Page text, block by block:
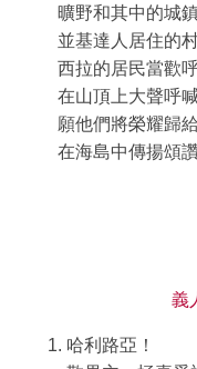
曠野和其中的城鎮
並基達人居住的
西拉的居民當歡呼
在山頂上大聲呼喊
願他們將榮耀歸
在海島中傳揚頌
義
哈利路亞！